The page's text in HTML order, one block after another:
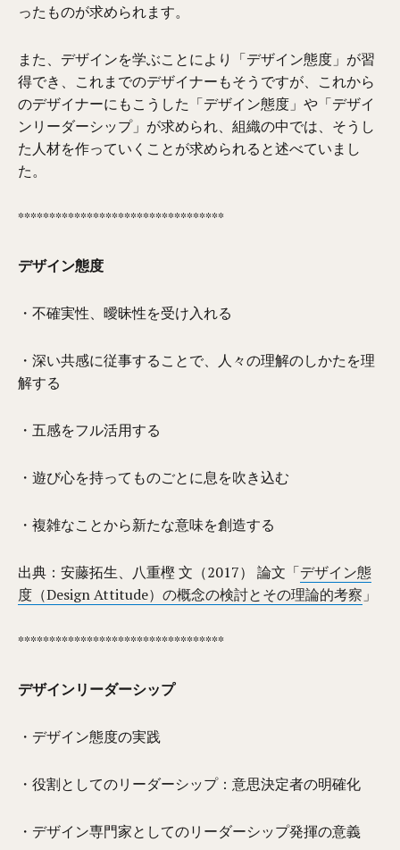
ったものが求められます。
また、デザインを学ぶことにより「デザイン態度」が習
得でき、これまでのデザイナーもそうですが、これから
のデザイナーにもこうした「デザイン態度」や「デザイ
ンリーダーシップ」が求められ、組織の中では、そうし
た人材を作っていくことが求められると述べていまし
た。
*********************************
デザイン態度
・不確実性、曖昧性を受け入れる
・深い共感に従事することで、人々の理解のしかたを理
解する
・五感をフル活用する
・遊び心を持ってものごとに息を吹き込む
・複雑なことから新たな意味を創造する
出典：安藤拓生、八重樫 文（2017） 論文「デザイン態
度（Design Attitude）の概念の検討とその理論的考察 」
*********************************
デザインリーダーシップ
・デザイン態度の実践
・役割としてのリーダーシップ：意思決定者の明確化
・デザイン専門家としてのリーダーシップ発揮の意義